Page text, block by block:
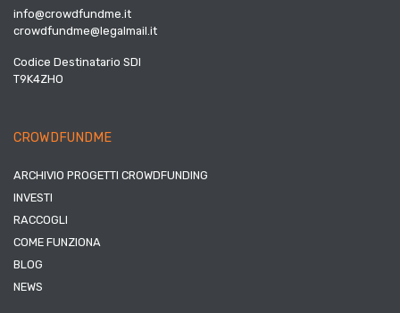
info@crowdfundme.it
crowdfundme@legalmail.it
Codice Destinatario SDI
T9K4ZHO
CROWDFUNDME
ARCHIVIO PROGETTI CROWDFUNDING
INVESTI
RACCOGLI
COME FUNZIONA
BLOG
NEWS